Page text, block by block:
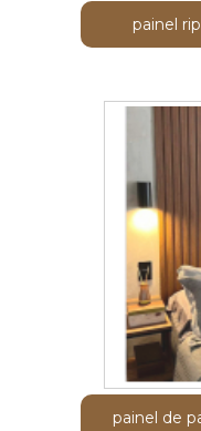
painel
painel de